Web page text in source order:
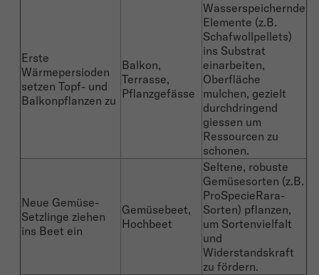
Erste
Wärmepersioden
setzen Topf- und
Balkonpflanzen zu
Balkon,
Terrasse,
Pflanzgefässe
Wasserspeichernde
Elemente (z.B.
Schafwollpellets)
ins Substrat
einarbeiten,
Oberfläche
mulchen, gezielt
durchdringend
giessen um
Ressourcen zu
schonen.
Neue Gemüse-
Setzlinge ziehen
ins Beet ein
Gemüsebeet,
Hochbeet
Seltene, robuste
Gemüsesorten (z.B.
ProSpecieRara-
Sorten) pflanzen,
um Sortenvielfalt
und
Widerstandskraft
zu fördern.